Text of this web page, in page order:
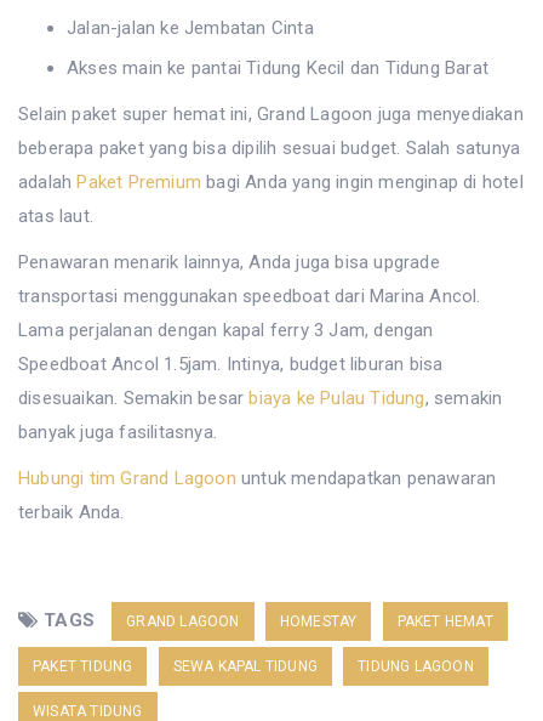
Jalan-jalan ke Jembatan Cinta
Akses main ke pantai Tidung Kecil dan Tidung Barat
Selain paket super hemat ini, Grand Lagoon juga menyediakan
beberapa paket yang bisa dipilih sesuai budget. Salah satunya
adalahPaket Premium bagi Anda yang ingin menginap di hotel
atas laut.
Penawaran menarik lainnya, Anda juga bisa upgrade
transportasi menggunakan speedboat dari Marina Ancol.
Lama perjalanan dengan kapal ferry 3 Jam, dengan
Speedboat Ancol 1.5jam. Intinya, budget liburan bisa
disesuaikan. Semakin besarbiaya ke Pulau Tidung, semakin
banyak juga fasilitasnya.
Hubungi tim Grand Lagoon untuk mendapatkan penawaran
terbaik Anda.
TAGS GRAND LAGOON HOMESTAY PAKET HEMAT
PAKET TIDUNG SEWA KAPAL TIDUNG TIDUNG LAGOON
WISATA TIDUNG